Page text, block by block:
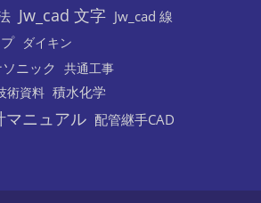
Jw_cad 文字 Jw_cad 線
ダイキン
ニック 共通工事
術資料 積水化学
マニュアル 配管継手CAD